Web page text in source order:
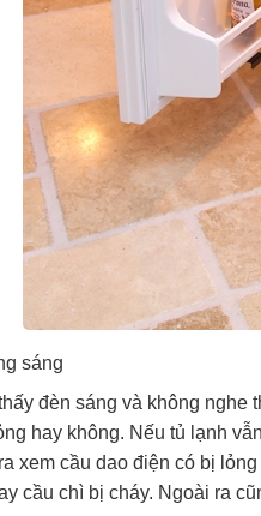
sáng
đèn sáng và không nghe
hay không. Nếu tủ lạnh
xem cầu dao điện có bị
cầu chì bị cháy. Ngoài ra